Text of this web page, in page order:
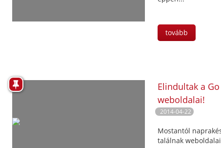
tovább
Elindultak a
weboldalai!
2014-04-22
Mostantól
találnak